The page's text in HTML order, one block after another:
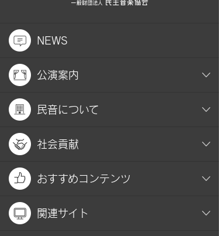
NEWS
公演案内
民音について
社会貢献
おすすめコンテンツ
関連サイト